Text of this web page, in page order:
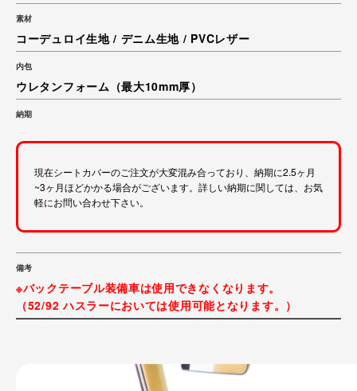
素材
コーデュロイ生地 / デニム生地 / PVCレザー
内包
ウレタンフォーム（最大10mm厚）
納期
現在シートカバーのご注文が大変混み合っており、納期に2.5ヶ月
~3ヶ月ほどかかる場合がございます。詳しい納期に関しては、お気
軽にお問い合わせ下さい。
備考
※バックテーブル装備車は使用できなくなります。
（52/92 ハスラーにおいては使用可能となります。）